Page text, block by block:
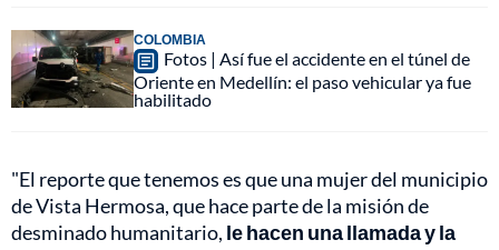
COLOMBIA
Fotos | Así fue el accidente en el túnel de
Oriente en Medellín: el paso vehicular ya fue
habilitado
"El reporte que tenemos es que una mujer del municipio
de Vista Hermosa, que hace parte de la misión de
desminado humanitario, le hacen una llamada y la